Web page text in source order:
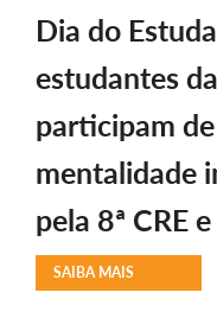
Dia do
estudantes
participam
mentalidade
pela 8ª CRE
SAIBA MAIS